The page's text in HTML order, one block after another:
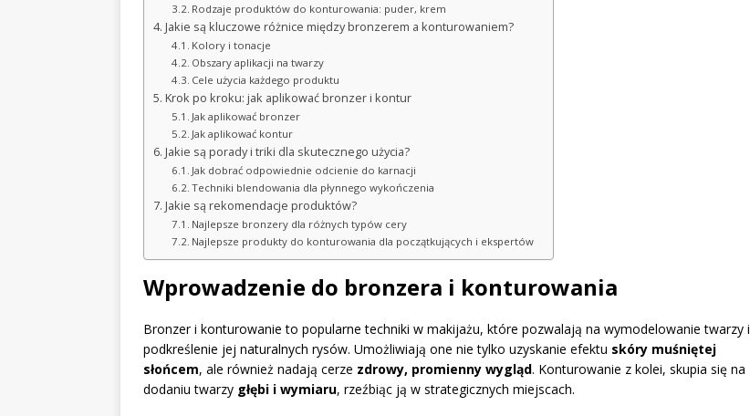
Rodzaje produktów do konturowania: puder, krem
Jakie są kluczowe różnice między bronzerem a konturowaniem?
Kolory i tonacje
Obszary aplikacji na twarzy
Cele użycia każdego produktu
Krok po kroku: jak aplikować bronzer i kontur
Jak aplikować bronzer
Jak aplikować kontur
Jakie są porady i triki dla skutecznego użycia?
Jak dobrać odpowiednie odcienie do karnacji
Techniki blendowania dla płynnego wykończenia
Jakie są rekomendacje produktów?
Najlepsze bronzery dla różnych typów cery
Najlepsze produkty do konturowania dla początkujących i ekspertów
Wprowadzenie do bronzera i konturowania
Bronzer i konturowanie to popularne techniki w makijażu, które pozwalają na wymodelowanie twarzy i
podkreślenie jej naturalnych rysów. Umożliwiają one nie tylko uzyskanie efektu skóry muśniętej
słońcem, ale również nadają cerze zdrowy, promienny wygląd. Konturowanie z kolei, skupia się na
dodaniu twarzy głębi i wymiaru, rzeźbiąc ją w strategicznych miejscach.